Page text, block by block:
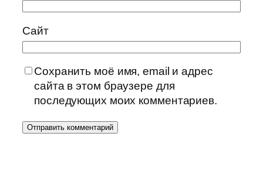
Сайт
Сохранить моё имя, email и адрес
сайта в этом браузере для
последующих моих комментариев.